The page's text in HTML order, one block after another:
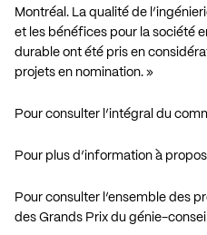
Montréal. La qualité de
et les bénéfices pour la société
durable ont été pris en
projets en nomination. »
Pour consulter l’intégral du
Pour plus d’information à
Pour consulter l’ensemble des
des Grands Prix du génie-